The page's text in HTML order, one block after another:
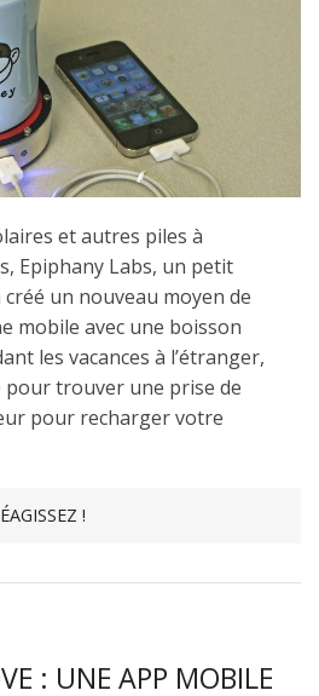
et autres piles à
Epiphany Labs, un petit
un nouveau moyen de
mobile avec une boisson
les vacances à l’étranger,
trouver une prise de
pour recharger votre
!
: UNE APP MOBILE